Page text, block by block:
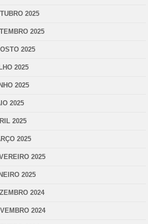
2025
2025
2025
2025
2025
2025
2025
2025
2025
2025
2024
2024